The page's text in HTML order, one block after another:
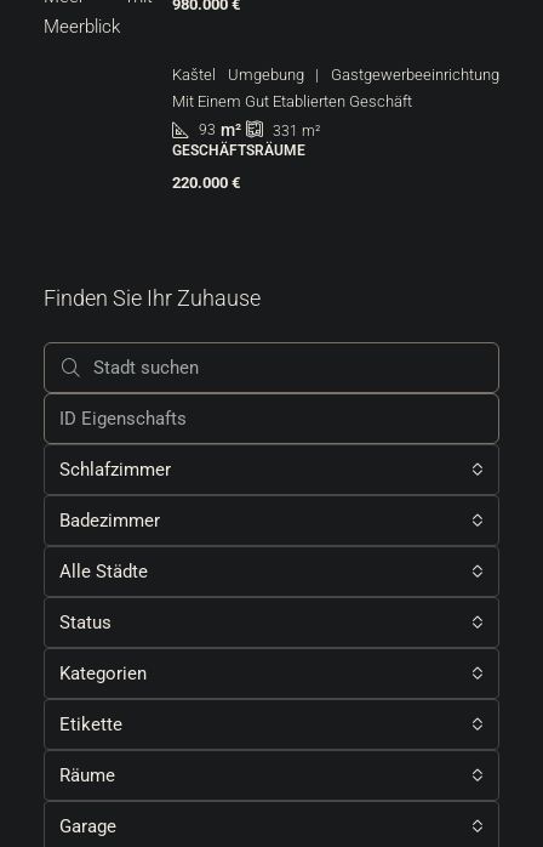
980.000 €
Kaštel Umgebung | Gastgewerbeeinrichtung
Mit Einem Gut Etablierten Geschäft
93 m² 331 m²
GESCHÄFTSRÄUME
220.000 €
Finden Sie Ihr Zuhause
Schlafzimmer
Badezimmer
Alle Städte
Status
Kategorien
Etikette
Räume
Garage